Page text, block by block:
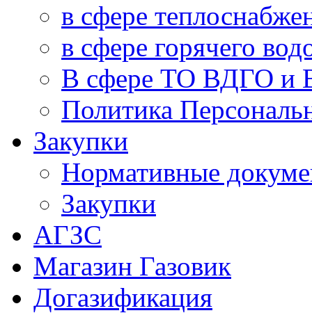
в сфере
в сфере горячего
В сфере ТО ВДГО и
Политика
Закупки
Нормативные
Закупки
АГЗС
Магазин Газовик
Догазификация